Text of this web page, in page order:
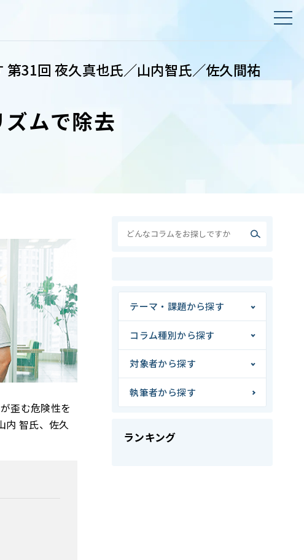
31回 夜久真也氏／山内智氏／佐久間祐
ムで除去
歪む危険性を
内 智氏、佐久
テーマ・課題から探す
コラム種別から探す
対象者から探す
執筆者から探す
ランキング